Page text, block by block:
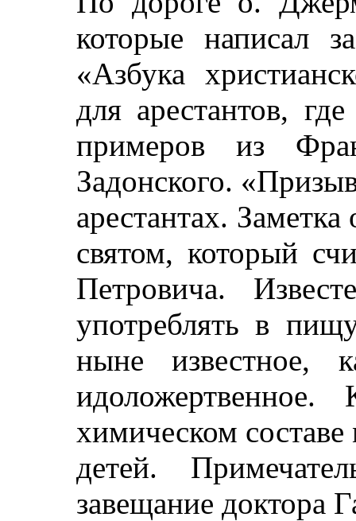
которые написал
«Азбука
для арестантов,
примеров из
Задонского.
арестантах.
святом, который
Петровича.
употреблять в
ныне известное,
химическом
детей.
завещание доктора